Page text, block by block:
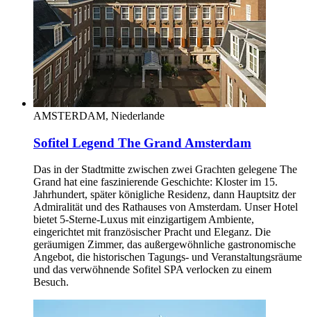
AMSTERDAM, Niederlande
Sofitel Legend The Grand Amsterdam
Das in der Stadtmitte zwischen zwei Grachten gelegene The
Grand hat eine faszinierende Geschichte: Kloster im 15.
Jahrhundert, später königliche Residenz, dann Hauptsitz der
Admiralität und des Rathauses von Amsterdam. Unser Hotel
bietet 5-Sterne-Luxus mit einzigartigem Ambiente,
eingerichtet mit französischer Pracht und Eleganz. Die
geräumigen Zimmer, das außergewöhnliche gastronomische
Angebot, die historischen Tagungs- und Veranstaltungsräume
und das verwöhnende Sofitel SPA verlocken zu einem
Besuch.